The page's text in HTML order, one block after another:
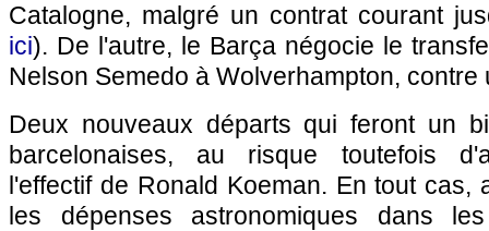
Catalogne, malgré un contrat courant
ici). De l'autre, le Barça négocie le
Nelson Semedo à Wolverhampton, contre
Deux nouveaux départs qui feront un
barcelonaises, au risque toutefois
l'effectif de Ronald Koeman. En tout cas,
les dépenses astronomiques dans